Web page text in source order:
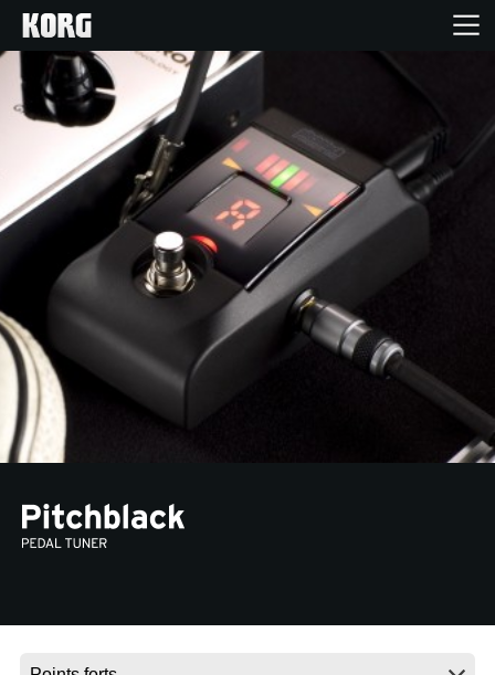
Accueil
Produits
Extras
Evénements
Support
News
Lieu